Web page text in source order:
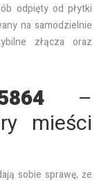
odpięty od płytki
na samodzielnie
złącza oraz
–
mieści
sobie sprawę, że